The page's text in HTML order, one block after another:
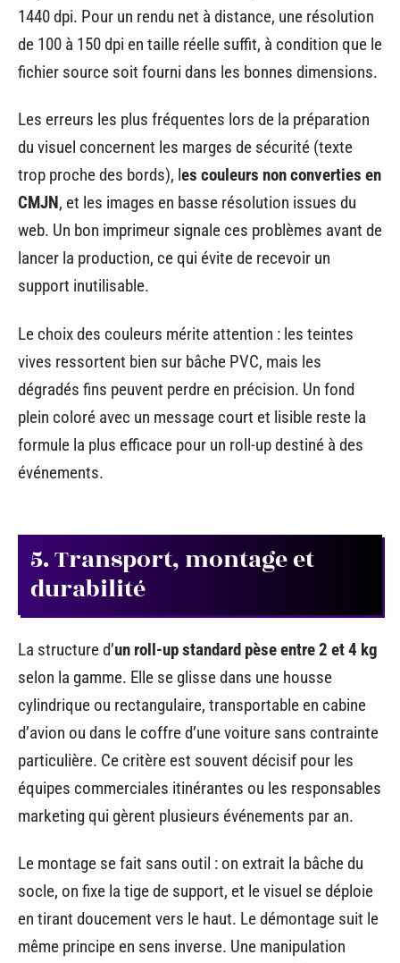
1440 dpi. Pour un rendu net à distance, une résolution
de 100 à 150 dpi en taille réelle suffit, à condition que le
fichier source soit fourni dans les bonnes dimensions.
Les erreurs les plus fréquentes lors de la préparation
du visuel concernent les marges de sécurité (texte
trop proche des bords), les couleurs non converties en
CMJN, et les images en basse résolution issues du
web. Un bon imprimeur signale ces problèmes avant de
lancer la production, ce qui évite de recevoir un
support inutilisable.
Le choix des couleurs mérite attention : les teintes
vives ressortent bien sur bâche PVC, mais les
dégradés fins peuvent perdre en précision. Un fond
plein coloré avec un message court et lisible reste la
formule la plus efficace pour un roll-up destiné à des
événements.
5. Transport, montage et
durabilité
La structure d’un roll-up standard pèse entre 2 et 4 kg
selon la gamme. Elle se glisse dans une housse
cylindrique ou rectangulaire, transportable en cabine
d’avion ou dans le coffre d’une voiture sans contrainte
particulière. Ce critère est souvent décisif pour les
équipes commerciales itinérantes ou les responsables
marketing qui gèrent plusieurs événements par an.
Le montage se fait sans outil : on extrait la bâche du
socle, on fixe la tige de support, et le visuel se déploie
en tirant doucement vers le haut. Le démontage suit le
même principe en sens inverse. Une manipulation